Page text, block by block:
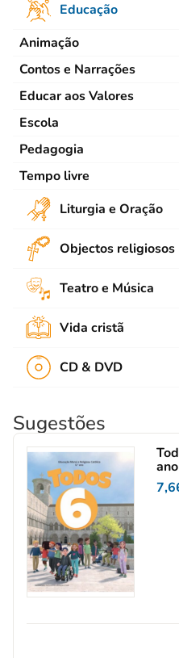
Emaús
Bíblia
Catequese de Adolescentes
Catequese de Crianças
Catequese de Jovens
Catequese de Adultos
Formação de Catequistas
Educação
Animação
Contos e Narrações
Educar aos Valores
Escola
Pedagogia
Tempo livre
Liturgia e Oração
Advento
Quaresma
Páscoa
Devoção
Sacramentos
Maria e santos
Objectos religiosos
Teatro e Música
MúsicaVida cristã
Cultura cristã
Propostas pastorais
CD & DVD
DVD
Sugestões
ano